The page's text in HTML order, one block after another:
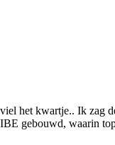
het kwartje.. Ik zag
gebouwd, waarin